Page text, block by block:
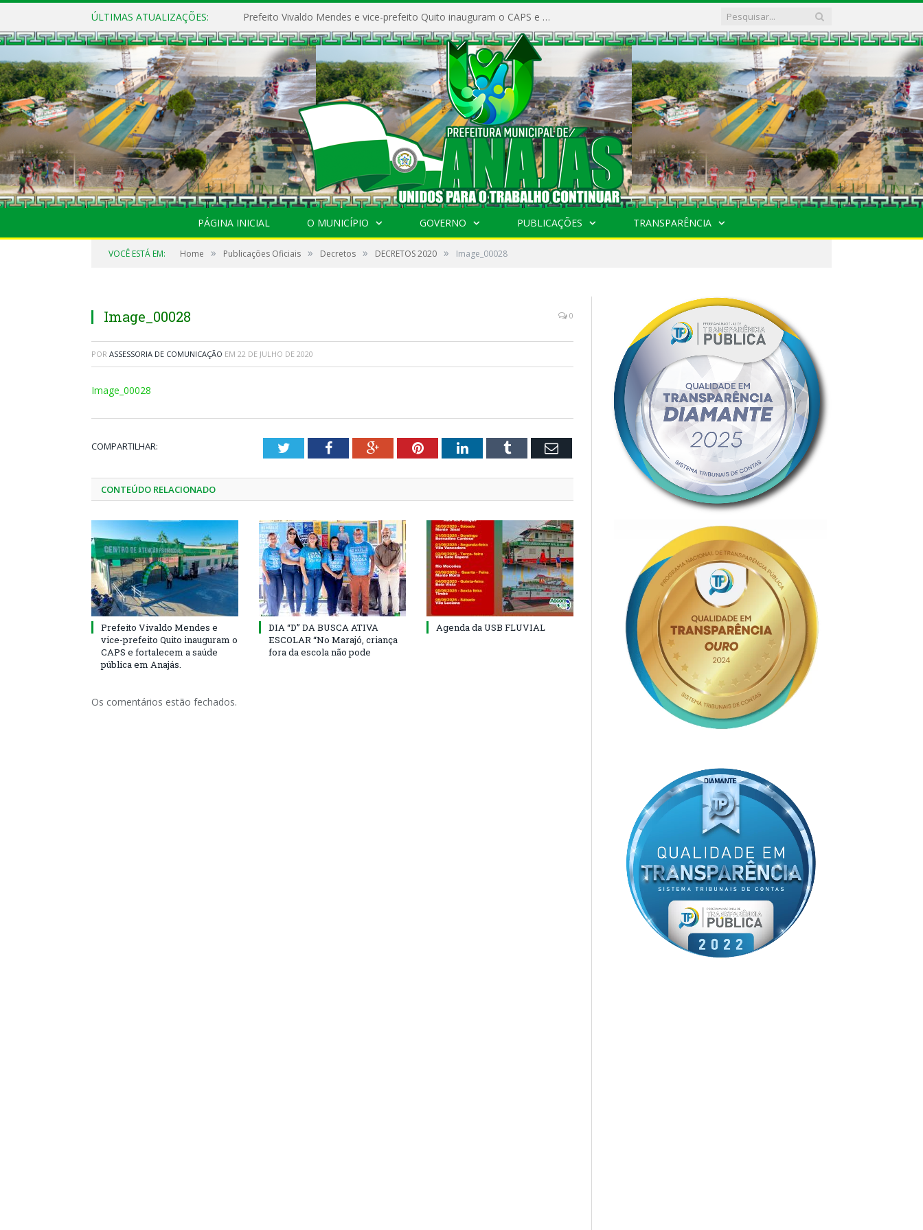
ÚLTIMAS ATUALIZAÇÕES: Prefeito Vivaldo Mendes e vice-prefeito Quito inauguram o CAPS e fortalecem a saúde pública em Anajás.
PÁGINA INICIAL O MUNICÍPIO GOVERNO PUBLICAÇÕES TRANSPARÊNCIA
VOCÊ ESTÁ EM: Home » Publicações Oficiais » Decretos » DECRETOS 2020 » Image_00028
Image_00028 0
POR ASSESSORIA DE COMUNICAÇÃO EM 22 DE JULHO DE 2020
Image_00028
COMPARTILHAR: TwitterFacebookGoogle+PinterestLinkedInTumblr Email
CONTEÚDO RELACIONADO
Prefeito Vivaldo Mendes e
vice-prefeito Quito inauguram o
CAPS e fortalecem a saúde
pública em Anajás.
DIA “D” DA BUSCA ATIVA
ESCOLAR “No Marajó, criança
fora da escola não pode
Agenda da USB FLUVIAL
Os comentários estão fechados.